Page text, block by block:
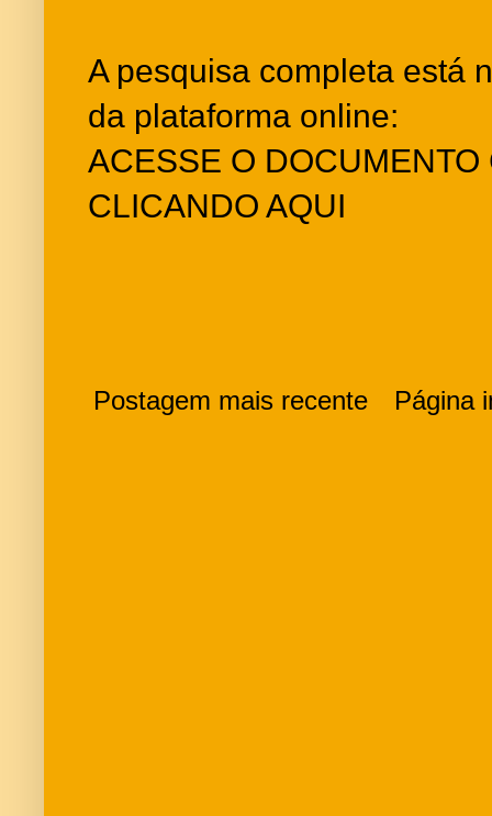
A pesquisa completa está
da plataforma online:
ACESSE O DOCUMENTO
CLICANDO AQUI
Postagem mais recente Página